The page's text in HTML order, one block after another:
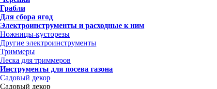
Грабли
Для сбора ягод
Электроинструменты и расходные к ним
Ножницы-кусторезы
Другие электроинструменты
Триммеры
Леска для триммеров
Инструменты для посева газона
Садовый декор
Садовый декор